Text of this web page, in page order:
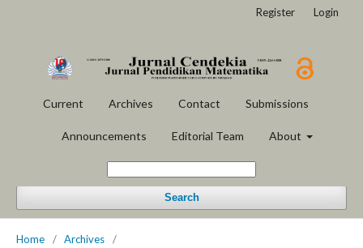
Current Archives Contact Submissions
Announcements Editorial Team About
Search
Register Login
Home / Archives
/